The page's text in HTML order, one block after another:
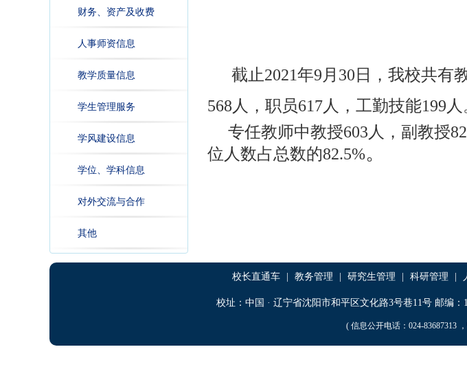
财务、资产及收费
人事师资信息
教学质量信息
学生管理服务
学风建设信息
学位、学科信息
对外交流与合作
其他
截止2021年9 月 30 日，我校共有
568 人，职员617人，工勤技能199 人
专任教师中教授603 人，副教授
位人数占总数的82.5%。
校长直通车 教务管理 研究生管理 科研管理
校址：中国 · 辽宁省沈阳市和平区文化路3号巷11号 邮编
( 信息公开电话：024-83687313